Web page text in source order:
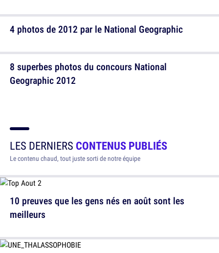
4 photos de 2012 par le National Geographic
8 superbes photos du concours National
Geographic 2012
LES DERNIERS CONTENUS PUBLIÉS
Le contenu chaud, tout juste sorti de notre équipe
10 preuves que les gens nés en août sont les
meilleurs